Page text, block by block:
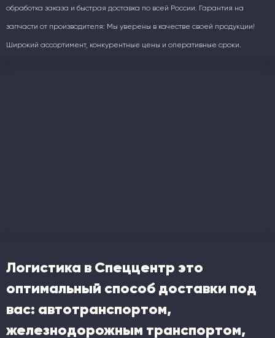
обработка заказа и быстрая доставка по всей России. Гарантия на
запчасти от производителя: Мы уверены в качестве своей продукции!
Широкий ассортимент, конкурентные цены и оперативные сроки.
Логистика в Спеццентр это
оптимальный способ доставки под
вас: автотранспортом,
железнодорожным транспортом,